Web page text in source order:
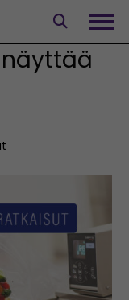
näyttää